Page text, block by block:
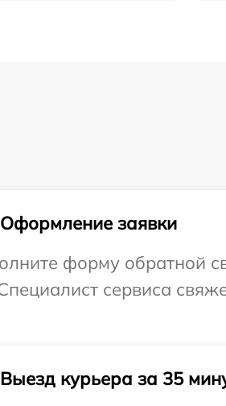
Оформление заявки
форму обратной
сервиса
Выезд курьера за 35